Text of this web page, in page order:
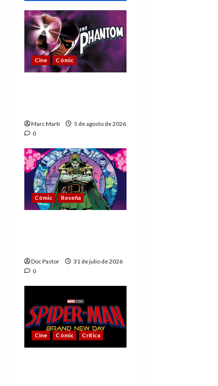
Cine Cómic
Marc Martí
5 de agosto de 2026
0
Cómic Reseña
Doc Pastor
31 de julio de 2026
0
Cine Cómic Crítica